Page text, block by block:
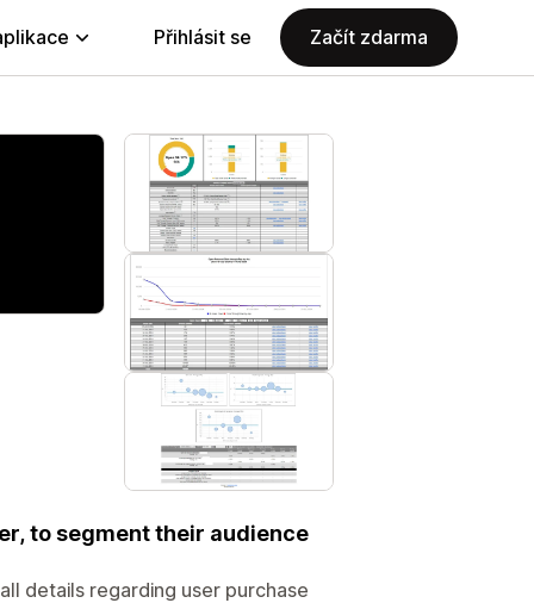
Přihlásit se Začít zdarma
to segment their audience
details regarding user purchase